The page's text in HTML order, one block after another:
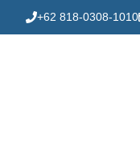
to
+62 818-0308-1010